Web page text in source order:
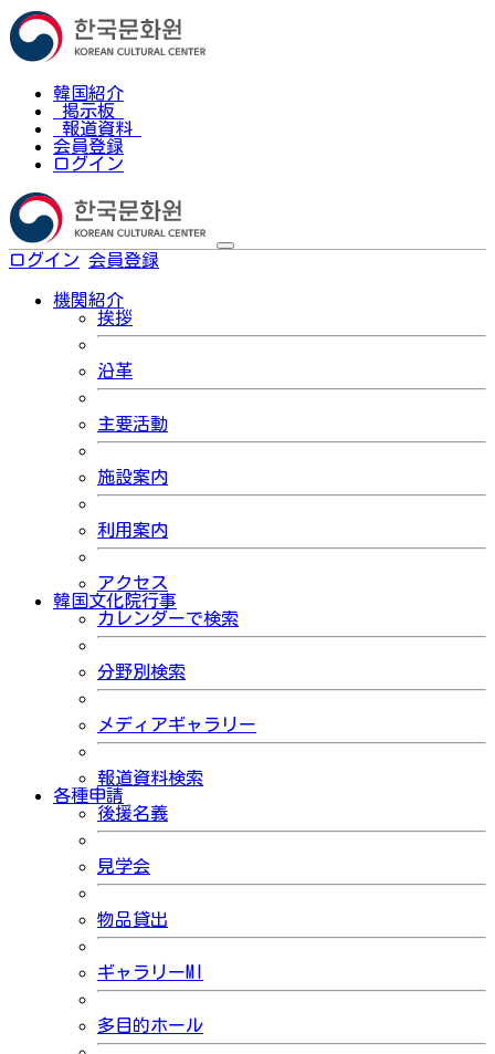
韓国紹介
掲示板
報道資料
会員登録
ログイン
ログイン 会員登録
機関紹介
挨拶
沿革
主要活動
施設案内
利用案内
アクセス
韓国文化院行事
カレンダーで検索
分野別検索
メディアギャラリー
報道資料検索
各種申請
後援名義
見学会
物品貸出
ギャラリーMI
多目的ホール